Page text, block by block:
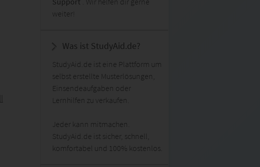
weiter!
Was ist StudyAid.de?
StudyAid.de ist eine Plattform um
selbst erstellte Musterlösungen,
Einsendeaufgaben oder
Lernhilfen zu verkaufen.
Jeder kann mitmachen.
StudyAid.de ist sicher, schnell,
komfortabel und 100% kostenlos.